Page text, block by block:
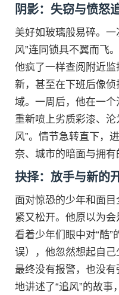
阴影：失窃与愤怒
美好如玻璃般易碎。
风”连同锁具不翼而飞
他疯了一样查阅附近
新，甚至在下班后像
域。一周后，他在一
重新喷上劣质彩漆、
风”。情节急转直下，
奈、城市的暗面与拥有
抉择：放手与新的
面对惊恐的少年和面目
紧又松开。他原以为
看着少年们眼中对“酷
误），他忽然想起自
最终没有报警，也没
地讲述了“追风”的故事